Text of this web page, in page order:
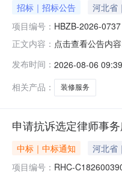
招标｜招标公告 河北省
项目编号： HBZB-2026-0737
正文内容： 点击查看公告内
发布时间： 2026-08-06 09:39
相关产品：
装修服务
申请抗诉选定律师事
中标｜中标通知 河北省
项目编号： RHC-